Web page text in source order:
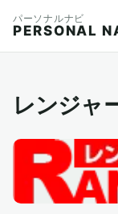
パーソナルナビ
PERSONAL
レンジャ